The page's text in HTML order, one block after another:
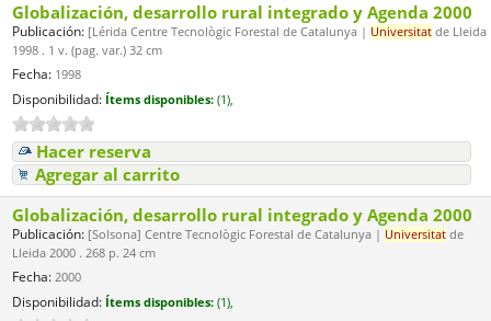
Globalización, desarrollo rural integrado y Agenda 2000
Publicación: [Lérida Centre Tecnològic Forestal de Catalunya | Universitat de Lleida
1998 . 1 v. (pag. var.) 32 cm
Fecha: 1998
Disponibilidad: Ítems disponibles: (1),
Hacer reserva
Agregar al carrito
Globalización, desarrollo rural integrado y Agenda 2000
Publicación: [Solsona] Centre Tecnològic Forestal de Catalunya | Universitat de
Lleida 2000 . 268 p. 24 cm
Fecha: 2000
Disponibilidad: Ítems disponibles: (1),